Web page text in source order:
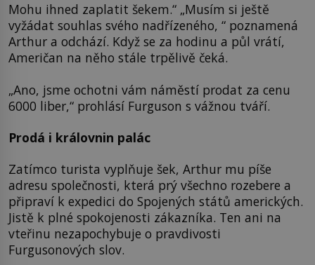
Mohu ihned zaplatit šekem.“ „Musím si ještě
vyžádat souhlas svého nadřízeného, “ poznamená
Arthur a odchází. Když se za hodinu a půl vrátí,
Američan na něho stále trpělivě čeká.
„Ano, jsme ochotni vám náměstí prodat za cenu
6000 liber,“ prohlásí Furguson s vážnou tváří.
Prodá i královnin palác
Zatímco turista vyplňuje šek, Arthur mu píše
adresu společnosti, která prý všechno rozebere a
připraví k expedici do Spojených států amerických.
Jistě k plné spokojenosti zákazníka. Ten ani na
vteřinu nezapochybuje o pravdivosti
Furgusonových slov.